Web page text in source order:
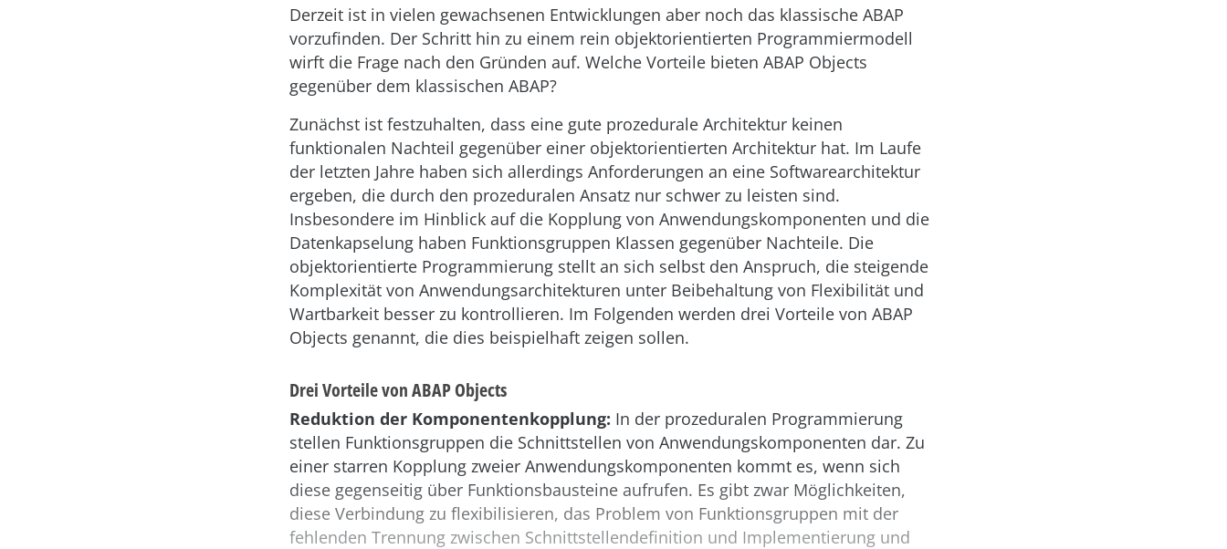
Derzeit ist in vielen gewachsenen Entwicklungen aber noch das klassische ABAP
vorzufinden. Der Schritt hin zu einem rein objektorientierten Programmiermodell
wirft die Frage nach den Gründen auf. Welche Vorteile bieten ABAP Objects
gegenüber dem klassischen ABAP?
Zunächst ist festzuhalten, dass eine gute prozedurale Architektur keinen
funktionalen Nachteil gegenüber einer objektorientierten Architektur hat. Im Laufe
der letzten Jahre haben sich allerdings Anforderungen an eine Softwarearchitektur
ergeben, die durch den prozeduralen Ansatz nur schwer zu leisten sind.
Insbesondere im Hinblick auf die Kopplung von Anwendungskomponenten und die
Datenkapselung haben Funktionsgruppen Klassen gegenüber Nachteile. Die
objektorientierte Programmierung stellt an sich selbst den Anspruch, die steigende
Komplexität von Anwendungsarchitekturen unter Beibehaltung von Flexibilität und
Wartbarkeit besser zu kontrollieren. Im Folgenden werden drei Vorteile von ABAP
Objects genannt, die dies beispielhaft zeigen sollen.
Drei Vorteile von ABAP Objects
Reduktion der Komponentenkopplung: In der prozeduralen Programmierung
stellen Funktionsgruppen die Schnittstellen von Anwendungskomponenten dar. Zu
einer starren Kopplung zweier Anwendungskomponenten kommt es, wenn sich
diese gegenseitig über Funktionsbausteine aufrufen. Es gibt zwar Möglichkeiten,
diese Verbindung zu flexibilisieren, das Problem von Funktionsgruppen mit der
fehlenden Trennung zwischen Schnittstellendefinition und Implementierung und